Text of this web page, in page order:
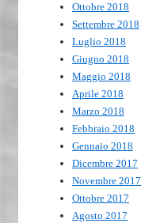
Ottobre 2018
Settembre 2018
Luglio 2018
Giugno 2018
Maggio 2018
Aprile 2018
Marzo 2018
Febbraio 2018
Gennaio 2018
Dicembre 2017
Novembre 2017
Ottobre 2017
Agosto 2017